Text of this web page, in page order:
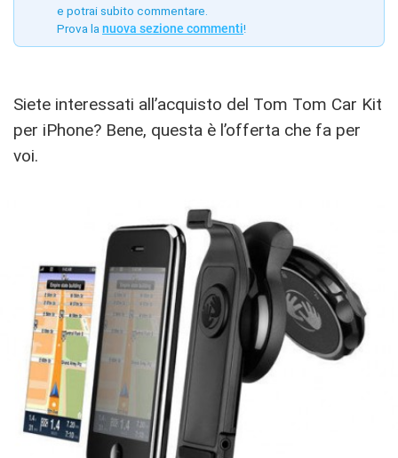
e potrai subito commentare.
Prova la nuova sezione commenti!
Siete interessati all’acquisto del Tom Tom Car Kit
per iPhone? Bene, questa è l’offerta che fa per
voi.